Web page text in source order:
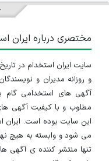
مختصری درباره ایران
و روزانه مدیران و
آگهی های استخدامی گام
مطلوب و با کیفیت آگهی
این سایت بوده است.
می شود و وابسته به هیچ
تنها منتشر کننده ی آگهی